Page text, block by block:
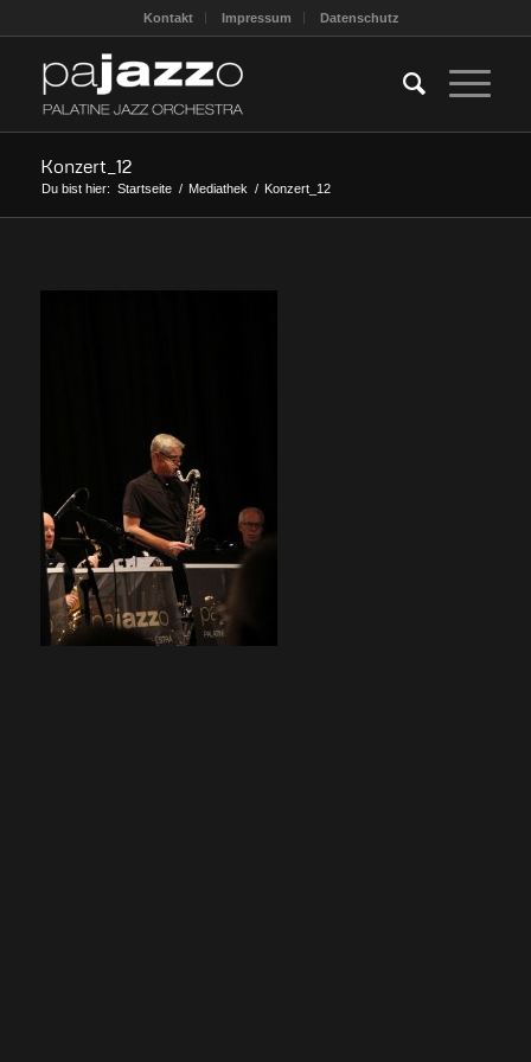
Kontakt Impressum Datenschutz
Konzert_12
Du bist hier: Startseite / Mediathek / Konzert_12